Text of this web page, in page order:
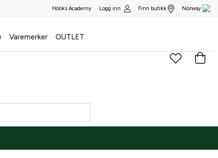
Hööks Academy Logg inn Finn butikk Norway
Varemerker OUTLET